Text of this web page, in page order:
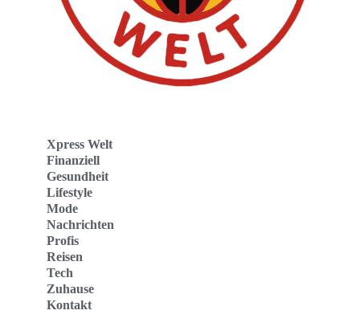
Xpress Welt
Finanziell
Gesundheit
Lifestyle
Mode
Nachrichten
Profis
Reisen
Tech
Zuhause
Kontakt